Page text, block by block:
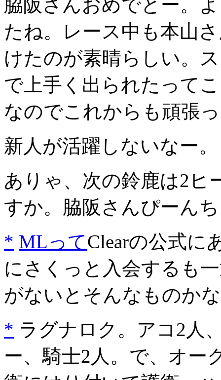
脇阪さんおめでとー。
たね。レース中も本山
けたのが素晴らしい。
で上手く出られたって
なのでこれからも頑張
新人が活躍しないなー。
ありゃ、次の鈴鹿は2ヒ
すか。脇阪さんぴーん
* MLってClearの公式に
にさくっと入会するも
がないとそんなものか
* ラグナロク。アコ2人
ー、騎士2人。で、オー